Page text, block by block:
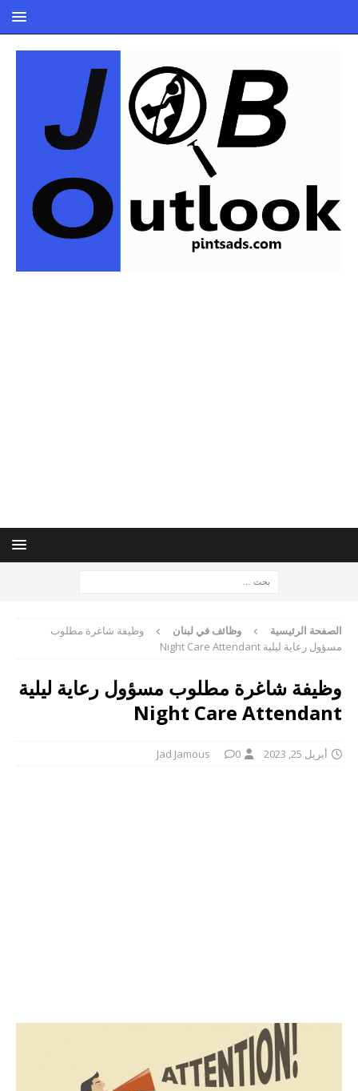
الصفحة الرئيسية وظائف في لبنان
وظيفة شاغرة مطلوب
مسؤول رعاية ليلية Night Care Attendant
وظيفة شاغرة مطلوب مسؤول رعاية ليلية
Night Care Attendant
أبريل 25, 2023 Jad Jamous 0